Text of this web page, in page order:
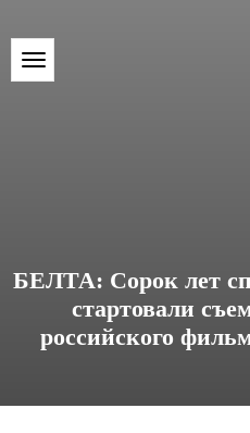
БЕЛТА: Сорок лет
стартовали
российского